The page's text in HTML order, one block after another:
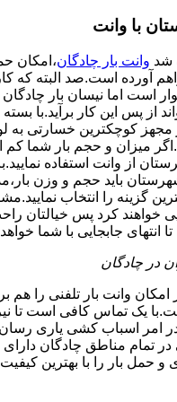
با وانت
شد وانت بار چادگان،امکان
آورده است.صد البته که
است اما نیسان بار چادگان
از پس این کار برآید.با
کوچکترین خسارتی به
میزان و حجم بار شما کم
از وانت استفاده
باید حجم و وزن
گزینه را انتخاب
خواهند کرد پس خیالتان
تا انتهای جابجایی با شما
در چادگان
امکان وانت بار تلفنی را هم
یک تماس کافی است تا
امر اسباب کشی یاری
در تمام مناطق چادگان
و حمل بار را با بهترین کیفیت